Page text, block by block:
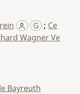
; Ce
Wagner Ve
Bayreuth